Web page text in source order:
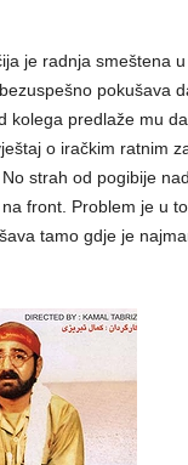
je radnja smeštena
pokušava
kolega predlaže mu
o iračkim ratnim
strah od pogibije
front. Problem je u
tamo gdje je